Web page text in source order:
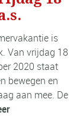
is
Van vrijdag 18
2020 staat
bewegen en
aan mee. De